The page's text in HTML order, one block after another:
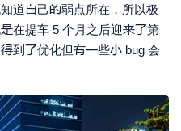
道己弱点所在，所以极
在提车 5 个月之后迎第
到 优化但些 bug 会